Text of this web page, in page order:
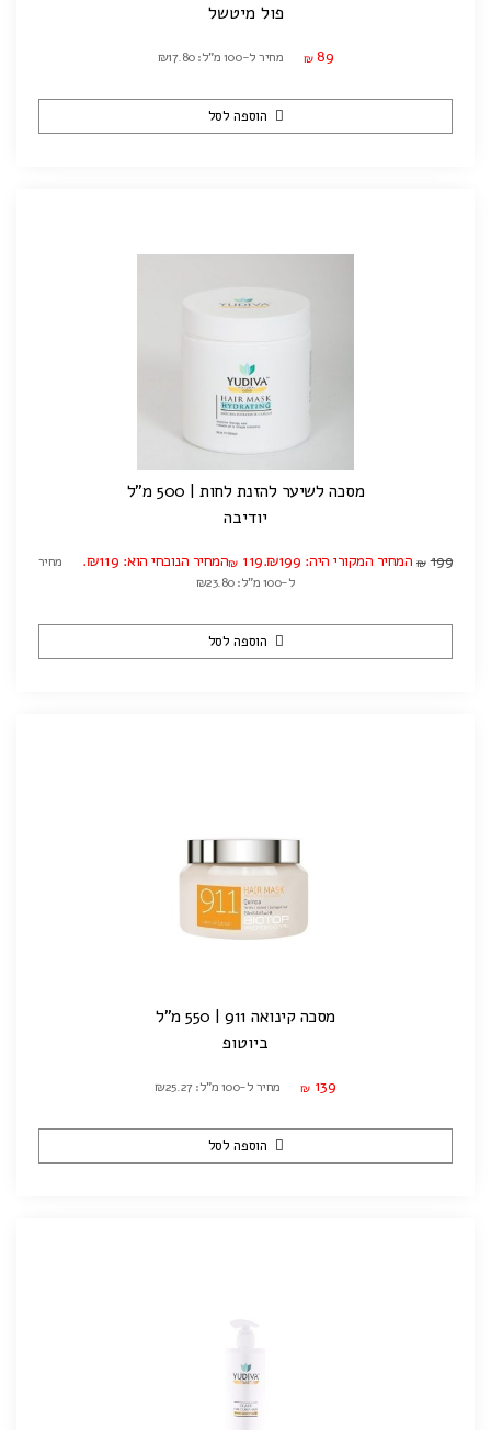
פול מיטשל
₪ 89 מחיר ל-100 מ"ל: ₪17.80
הוספה לסל
מסכה לשיער להזנת לחות | 500 מ"ל
יודיבה
₪ 199 המחיר המקורי היה: ₪199. ₪ 119 המחיר הנוכחי הוא: ₪119.
מחיר
ל-100 מ"ל: ₪23.80
הוספה לסל
מסכה קינואה 911 | 550 מ"ל
ביוטופ
₪ 139 מחיר ל-100 מ"ל: ₪25.27
הוספה לסל